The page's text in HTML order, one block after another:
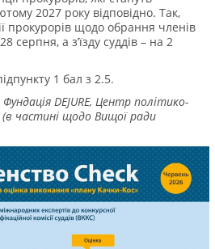
2027 року відповідно. Так,
прокурорів щодо обрання членів
серпня, а з’їзду суддів – на 2
1 бал з 2.5.
Фундація DEJURE, Центр політико-
частині щодо Вищої ради